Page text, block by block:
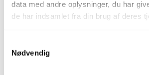
data med andre oplysninger, du har
de har indsamlet fra din brug af deres
Nødvendig